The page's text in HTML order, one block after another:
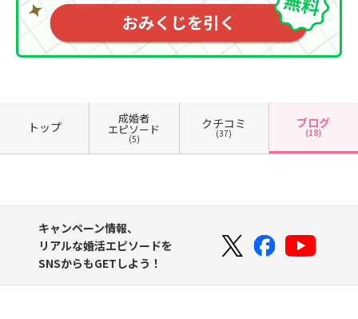
トップ
成婚者
エピソード
(5)
クチコミ
(37)
ブログ
(18)
キャンペーン情報、
リアルな婚活エピソードを
SNSからもGETしよう！